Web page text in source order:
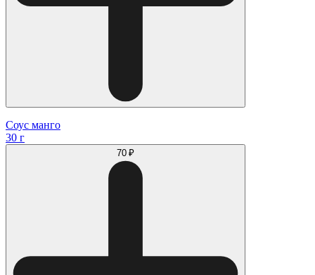
Соус манго
30 г
70 ₽